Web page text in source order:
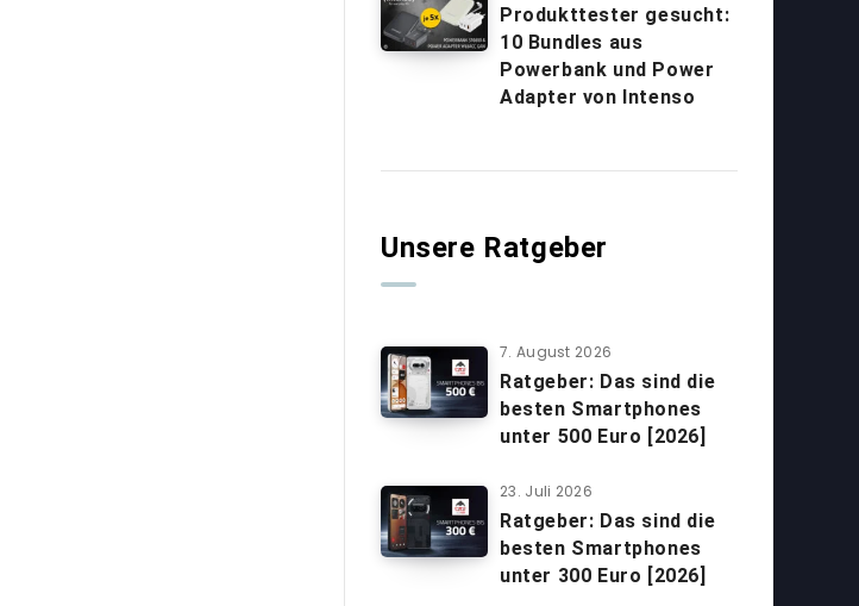
Produkttester gesucht:
10 Bundles aus
Powerbank und Power
Adapter von Intenso
Unsere Ratgeber
7. August 2026
Ratgeber: Das sind die
besten Smartphones
unter 500 Euro [2026]
23. Juli 2026
Ratgeber: Das sind die
besten Smartphones
unter 300 Euro [2026]